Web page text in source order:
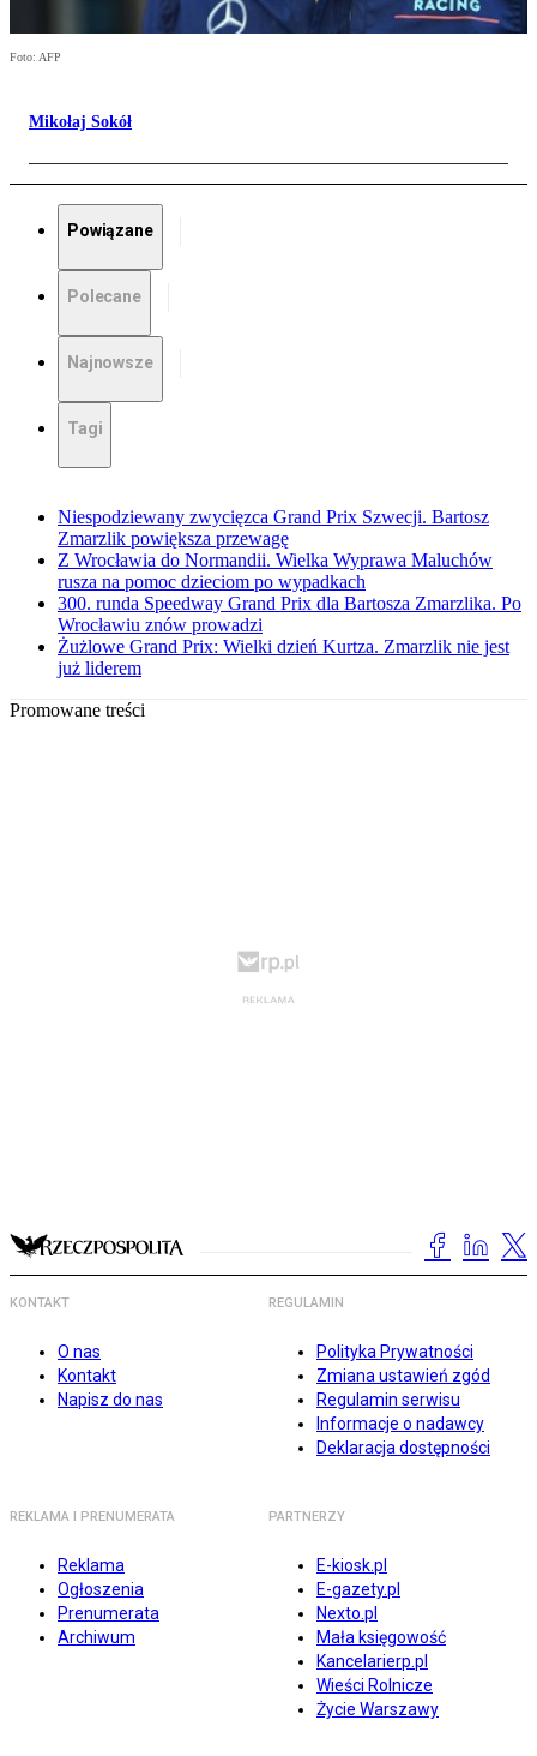
Foto: AFP
Mikołaj Sokół
Powiązane
Polecane
Najnowsze
Tagi
Niespodziewany zwycięzca Grand Prix Szwecji. Bartosz
Zmarzlik powiększa przewagę
Z Wrocławia do Normandii. Wielka Wyprawa Maluchów
rusza na pomoc dzieciom po wypadkach
300. runda Speedway Grand Prix dla Bartosza Zmarzlika. Po
Wrocławiu znów prowadzi
Żużlowe Grand Prix: Wielki dzień Kurtza. Zmarzlik nie jest
już liderem
Promowane treści
KONTAKT
O nas
Kontakt
Napisz do nas
REGULAMIN
Polityka Prywatności
Zmiana ustawień zgód
Regulamin serwisu
Informacje o nadawcy
Deklaracja dostępności
REKLAMA I PRENUMERATA
Reklama
Ogłoszenia
Prenumerata
Archiwum
PARTNERZY
E-kiosk.pl
E-gazety.pl
Nexto.pl
Mała księgowość
Kancelarierp.pl
Wieści Rolnicze
Życie Warszawy